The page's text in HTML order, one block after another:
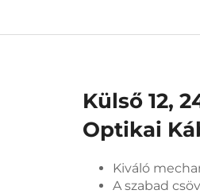
Külső 12,
Optikai
Kiváló
A szabad